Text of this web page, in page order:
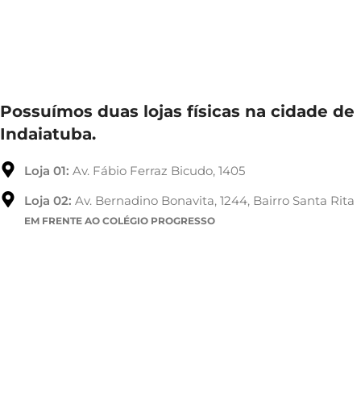
Possuímos duas lojas físicas na cidade de
Indaiatuba.
Loja 01: Av. Fábio Ferraz Bicudo, 1405
Loja 02: Av. Bernadino Bonavita, 1244, Bairro Santa Rita
EM FRENTE AO COLÉGIO PROGRESSO